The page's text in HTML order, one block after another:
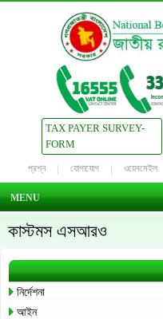
TAX PAYER SURVEY-
FORM
প্রশ্ন যোগাযোগ ওয়েবমেইল
MENU
কাস্টমস এসআরও
নির্দেশনা
আইন